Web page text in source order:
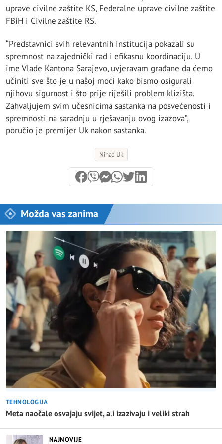
uprave civilne zaštite KS, Federalne uprave civilne zaštite
FBiH i Civilne zaštite RS.
“Predstavnici svih relevantnih institucija pokazali su
spremnost na zajednički rad i efikasnu koordinaciju. U
ime Vlade Kantona Sarajevo, uvjeravam građane da ćemo
učiniti sve što je u našoj moći kako bismo osigurali
njihovu sigurnost i što prije riješili problem klizišta.
Zahvaljujem svim učesnicima sastanka na posvećenosti i
spremnosti na saradnju u rješavanju ovog izazova”,
poručio je premijer Uk nakon sastanka.
Nihad Uk
Možda vas zanima
TEHNOLOGIJA
Meta naočale osvajaju svijet, ali izazivaju i veliki strah
NAJNOVIJE